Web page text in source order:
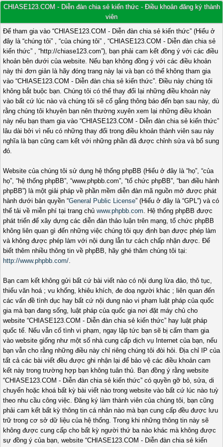
CHIASE123.COM - Diễn đàn chia sẻ kiến thức - Điều khoản đăng ký thành
viên
Để tham gia vào “CHIASE123.COM - Diễn đàn chia sẻ kiến thức” (Hiểu ở
đây là “chúng tôi” , “của chúng tôi” , “CHIASE123.COM - Diễn đàn chia sẻ
kiến thức” , “http://chiase123.com”), bạn phải cam kết đồng ý với các điều
khoản bên dưới của website. Nếu bạn không đồng ý với các điều khoản
này thì đơn giản là hãy đóng trang này lại và bạn có thể không tham gia
vào “CHIASE123.COM - Diễn đàn chia sẻ kiến thức”. Điều này chúng tôi
không bắt buộc bạn. Chúng tôi có thể thay đổi lại những điều khoản này
vào bất cứ lúc nào và chúng tôi sẽ cố gắng thông báo đến bạn sau này, dù
rằng chúng tôi khuyên bạn nên thường xuyên xem lại những điều khoản
này nếu bạn tham gia vào “CHIASE123.COM - Diễn đàn chia sẻ kiến thức”
lâu dài bởi vì nếu có những thay đổi trong điều khoản thành viên sau này
nghĩa là bạn cũng cam kết với những phần đã được chỉnh sửa và bổ sung
đó.
Website của chúng tôi sử dụng hệ thống phpBB (Hiểu ở đây là “họ”, “của
họ”, “hệ thống phpBB”, “www.phpbb.com”, “tổ chức phpBB”, “ban điều hành
phpBB”) là một giải pháp về phần mềm diễn đàn mã nguồn mở được phát
hành dưới bản quyền “General Public License” (Hiểu ở đây là “GPL”) và có
thể tải về miễn phí tại trang chủ www.phpbb.com. Hệ thống phpBB được
phát triển để xây dựng các diễn đàn thảo luận trên mạng, tổ chức phpBB
không liên quan gì đến những việc chúng tôi quy định bạn được phép làm
và không được phép làm với nội dung lẫn tư cách chấp nhận được. Để
biết thêm nhiều thông tin về phpBB, hãy ghé thăm chúng tôi tại:
http://www.phpbb.com/.
Bạn cam kết không gửi bất cứ bài viết nào có nội dung lừa đảo, thô tục,
thiếu văn hoá ; vu khống, khiêu khích, đe doạ người khác ; liên quan đến
các vấn đề tình dục hay bất cứ nội dung nào vi phạm luật pháp của quốc
gia mà bạn đang sống, luật pháp của quốc gia nơi đặt máy chủ cho
website “CHIASE123.COM - Diễn đàn chia sẻ kiến thức” hay luật pháp
quốc tế. Nếu vẫn cố tình vi phạm, ngay lập tức bạn sẽ bị cấm tham gia
vào website giống như một số nhà cung cấp dịch vụ Internet của bạn, nếu
bạn vẫn cho rằng những điều này chỉ riêng chúng tôi đòi hỏi. Địa chỉ IP của
tất cả các bài viết đều được ghi nhận lại để bảo vệ các điều khoản cam
kết này trong trường hợp bạn không tuân thủ. Bạn đồng ý rằng website
“CHIASE123.COM - Diễn đàn chia sẻ kiến thức” có quyền gỡ bỏ, sửa, di
chuyển hoặc khoá bất kỳ bài viết nào trong website vào bất cứ lúc nào tuỳ
theo nhu cầu công việc. Đăng ký làm thành viên của chúng tôi, bạn cũng
phải cam kết bất kỳ thông tin cá nhân nào mà bạn cung cấp đều được lưu
trữ trong cơ sở dữ liệu của hệ thống. Trong khi những thông tin này sẽ
không được cung cấp cho bất kỳ người thứ ba nào khác mà không được
sự đồng ý của bạn, website “CHIASE123.COM - Diễn đàn chia sẻ kiến